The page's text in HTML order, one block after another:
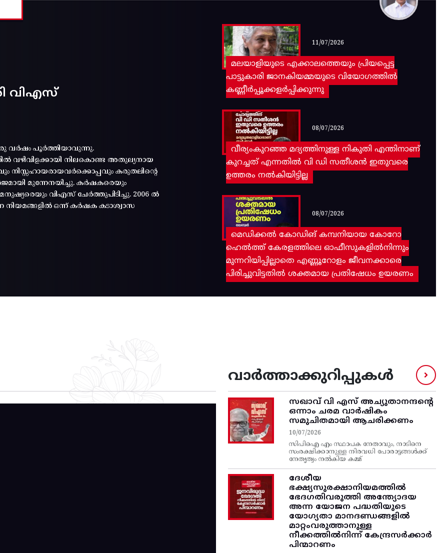
വിഎസ്
ഒരു വർഷം പൂർത്തിയാവുന്നു.
വഴിവിളക്കായി നിലകൊണ്ട അതുല്യനായ
നിസ്സഹായരായവർക്കൊപ്പവും കരുതലിന്റെ
മുന്നേനയിച്ചു. കർഷകരെയും
വിഎസ് ചേർത്തുപിടിച്ചു. 2006 ൽ
ഒന്ന് കർഷക കടാശ്വാസ
മലയാളിയുടെ എക്കാലത്തെയും പ്രിയപ്പെട്ട
പാട്ടുകാരി ജാനകിയമ്മയുടെ വിയോഗത്തിൽ
കണ്ണീർപ്പൂക്കളർപ്പിക്കുന്നു
11/07/2026
വീര്യംകുറഞ്ഞ മദ്യത്തിനുള്ള നികുതി എന്തിനാണ്
കുറച്ചത് എന്നതിൽ വി ഡി സതീശൻ ഇതുവരെ
ഉത്തരം നൽകിയിട്ടില്ല
08/07/2026
മെഡിക്കൽ കോഡിങ് കമ്പനിയായ കോറോ
ഹെൽത്ത് കേരളത്തിലെ ഓഫീസുകളിൽനിന്നും
മുന്നറിയിപ്പില്ലാതെ എണ്ണൂറോളം ജീവനക്കാരെ
പിരിച്ചുവിട്ടതിൽ‌ ശക്തമായ പ്രതിഷേധം ഉയരണം
08/07/2026
വാർത്താക്കുറിപ്പുകൾ
സഖാവ് വി എസ്‌ അച്യുതാനന്ദന്റെ
ഒന്നാം ചരമ വാര്‍ഷികം
സമുചിതമായി ആചരിക്കണം
10/07/2026
സിപിഐ എം സ്ഥാപക നേതാവും, നാടിനെ
സംരക്ഷിക്കാനുള്ള നിരവധി പോരാട്ടങ്ങള്‍ക്ക്‌
നേതൃത്വം നല്‍കിയ കമ്മ്
ദേശീയ
ഭക്ഷ്യസുരക്ഷാനിയമത്തിൽ
ഭേദഗതിവരുത്തി അന്ത്യോദയ
അന്ന യോജന പദ്ധതിയുടെ
യോഗ്യതാ മാനദണ്ഡങ്ങളിൽ
മാറ്റംവരുത്താനുള്ള
നീക്കത്തിൽനിന്ന്‌ കേന്ദ്രസർക്കാർ
പിന്മാറണം